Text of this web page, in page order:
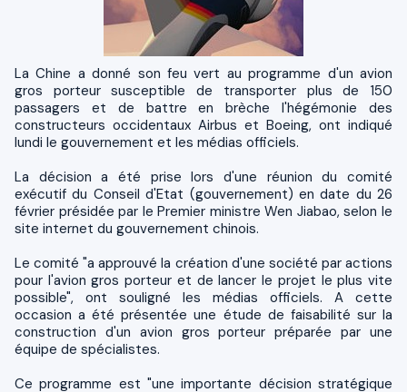
La Chine a donné son feu vert au programme d'un avion
gros porteur susceptible de transporter plus de 150
passagers et de battre en brèche l'hégémonie des
constructeurs occidentaux Airbus et Boeing, ont indiqué
lundi le gouvernement et les médias officiels.
La décision a été prise lors d'une réunion du comité
exécutif du Conseil d'Etat (gouvernement) en date du 26
février présidée par le Premier ministre Wen Jiabao, selon le
site internet du gouvernement chinois.
Le comité "a approuvé la création d'une société par actions
pour l'avion gros porteur et de lancer le projet le plus vite
possible", ont souligné les médias officiels. A cette
occasion a été présentée une étude de faisabilité sur la
construction d'un avion gros porteur préparée par une
équipe de spécialistes.
Ce programme est "une importante décision stratégique